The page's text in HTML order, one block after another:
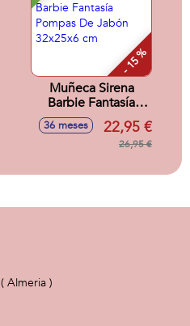
- 15 %
Muñeca Sirena
Barbie Fantasía
Pompas De Jabón
32x25x6 cm
36 meses 22,95 €
26,95 €
( Almeria )